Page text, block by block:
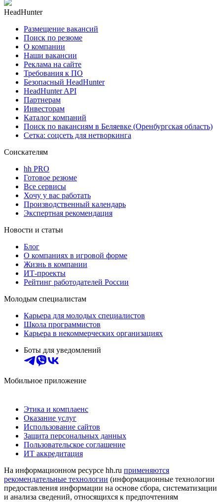
HeadHunter
Размещение вакансий
Поиск по резюме
О компании
Наши вакансии
Реклама на сайте
Требования к ПО
Безопасный HeadHunter
HeadHunter API
Партнерам
Инвесторам
Каталог компаний
Поиск по вакансиям в Беляевке (Оренбургская область)
Сетка: соцсеть для нетворкинга
Соискателям
hh PRO
Готовое резюме
Все сервисы
Хочу у вас работать
Производственный календарь
Экспертная рекомендация
Новости и статьи
Блог
О компаниях в игровой форме
Жизнь в компании
ИТ-проекты
Рейтинг работодателей России
Молодым специалистам
Карьера для молодых специалистов
Школа программистов
Карьера в некоммерческих организациях
Боты для уведомлений
Мобильное приложение
Этика и комплаенс
Оказание услуг
Использование сайтов
Защита персональных данных
Пользовательское соглашение
ИТ аккредитация
На информационном ресурсе hh.ru применяются
рекомендательные технологии (информационные технологии
предоставления информации на основе сбора, систематизации
и анализа сведений, относящихся к предпочтениям